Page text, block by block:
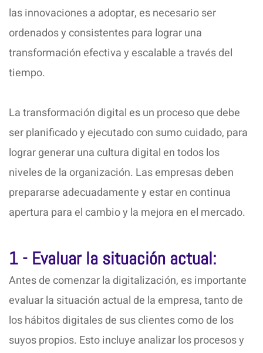
las innovaciones a adoptar, es necesario ser
ordenados y consistentes para lograr una
transformación efectiva y escalable a través del
tiempo.
La transformación digital es un proceso que debe
ser planificado y ejecutado con sumo cuidado, para
lograr generar una cultura digital en todos los
niveles de la organización. Las empresas deben
prepararse adecuadamente y estar en continua
apertura para el cambio y la mejora en el mercado.
1 - Evaluar la situación actual:
Antes de comenzar la digitalización, es importante
evaluar la situación actual de la empresa, tanto de
los hábitos digitales de sus clientes como de los
suyos propios. Esto incluye analizar los procesos y